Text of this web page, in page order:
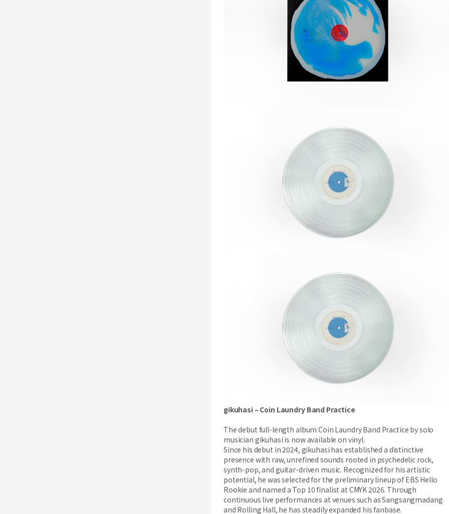
gikuhasi – Coin Laundry Band Practice
The debut full-length album Coin Laundry Band Practice by solo
musician gikuhasi is now available on vinyl.
Since his debut in 2024, gikuhasi has established a distinctive
presence with raw, unrefined sounds rooted in psychedelic rock,
synth-pop, and guitar-driven music. Recognized for his artistic
potential, he was selected for the preliminary lineup of EBS Hello
Rookie and named a Top 10 finalist at CMYK 2026. Through
continuous live performances at venues such as Sangsangmadang
and Rolling Hall, he has steadily expanded his fanbase.